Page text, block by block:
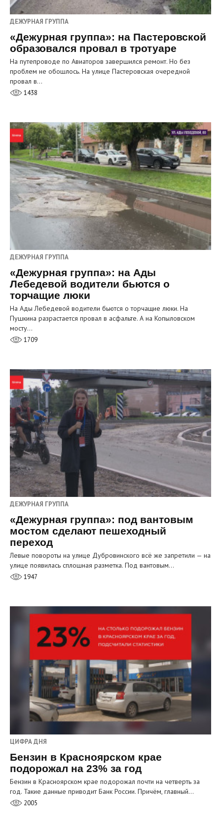
ДЕЖУРНАЯ ГРУППА
«Дежурная группа»: на Пастеровской
образовался провал в тротуаре
На путепроводе по Авиаторов завершился ремонт. Но без
проблем не обошлось. На улице Пастеровская очередной
провал в…
1438
ДЕЖУРНАЯ ГРУППА
«Дежурная группа»: на Ады
Лебедевой водители бьются о
торчащие люки
На Ады Лебедевой водители бьются о торчащие люки. На
Пушкина разрастается провал в асфальте. А на Копыловском
мосту…
1709
ДЕЖУРНАЯ ГРУППА
«Дежурная группа»: под вантовым
мостом сделают пешеходный
переход
Левые повороты на улице Дубровинского всё же запретили — на
улице появилась сплошная разметка. Под вантовым…
1947
ЦИФРА ДНЯ
Бензин в Красноярском крае
подорожал на 23% за год
Бензин в Красноярском крае подорожал почти на четверть за
год. Такие данные приводит Банк России. Причём, главный…
2005